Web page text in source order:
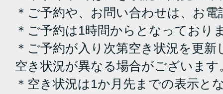
＊ご予約や、お問い合わせは、お
＊ご予約は1時間からとなっており
＊ご予約が入り次第空き状況を更
空き状況が異なる場合がございます
＊空き状況は1か月先までの表示と